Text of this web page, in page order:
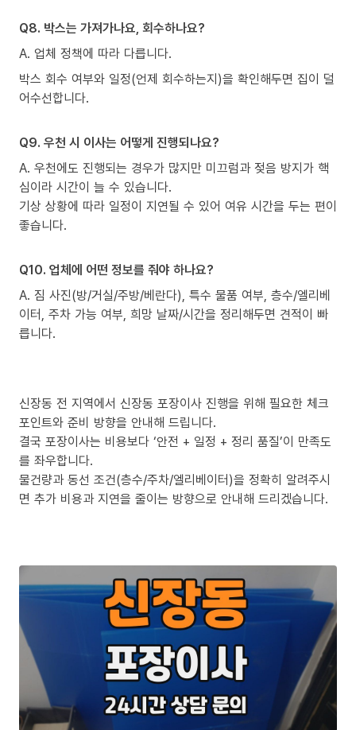
Q8. 박스는 가져가나요, 회수하나요?
A. 업체 정책에 따라 다릅니다.
박스 회수 여부와 일정(언제 회수하는지)을 확인해두면 집이 덜
어수선합니다.
Q9. 우천 시 이사는 어떻게 진행되나요?
A. 우천에도 진행되는 경우가 많지만 미끄럼과 젖음 방지가 핵
심이라 시간이 늘 수 있습니다.
기상 상황에 따라 일정이 지연될 수 있어 여유 시간을 두는 편이
좋습니다.
Q10. 업체에 어떤 정보를 줘야 하나요?
A. 짐 사진(방/거실/주방/베란다), 특수 물품 여부, 층수/엘리베
이터, 주차 가능 여부, 희망 날짜/시간을 정리해두면 견적이 빠
릅니다.
신장동 전 지역에서 신장동 포장이사 진행을 위해 필요한 체크
포인트와 준비 방향을 안내해 드립니다.
결국 포장이사는 비용보다 ‘안전 + 일정 + 정리 품질’이 만족도
를 좌우합니다.
물건량과 동선 조건(층수/주차/엘리베이터)을 정확히 알려주시
면 추가 비용과 지연을 줄이는 방향으로 안내해 드리겠습니다.